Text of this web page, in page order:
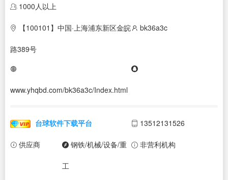
1000人以上
【100101】中国·上海浦东新区金皖
路389号
bk36a3c
www.yhqbd.com/bk36a3c/Index.html
台球软件下载平台 13512131526
供应商 钢铁/机械/设备/重
工
非营利机构